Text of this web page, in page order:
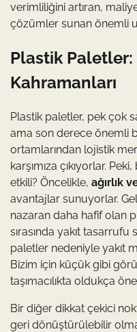
verimliliğini artıran,
çözümler sunan önemli
Plastik
Kahramanları
Plastik paletler, pek çok
ama son derece önemli
ortamlarından lojistik
karşımıza çıkıyorlar.
etkili? Öncelikle, ağırlık
avantajlar sunuyorlar.
nazaran daha hafif olan
sırasında yakıt
paletler nedeniyle yakıt
Bizim için küçük gibi
taşımacılıkta oldukça
Bir diğer dikkat çekici
geri dönüştürülebilir